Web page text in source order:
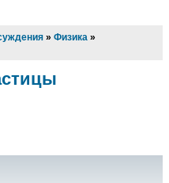
» Физика »